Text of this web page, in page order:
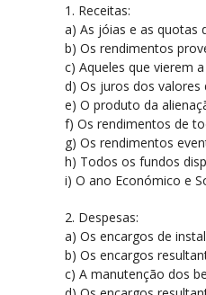
1. Receitas:
a) As jóias e as quotas
b) Os rendimentos
c) Aqueles que vierem
d) Os juros dos valores
e) O produto da
f) Os rendimentos de
g) Os rendimentos
h) Todos os fundos
i) O ano Económico e
2. Despesas:
a) Os encargos de
b) Os encargos
c) A manutenção dos